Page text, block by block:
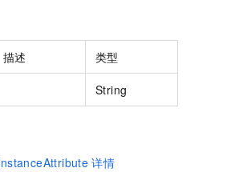
描述 类型
String
详情